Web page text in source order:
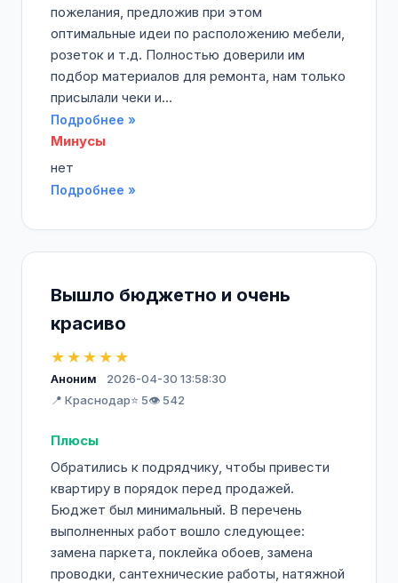
пожелания, предложив при этом
оптимальные идеи по расположению мебели,
розеток и т.д. Полностью доверили им
подбор материалов для ремонта, нам только
присылали чеки и...
Подробнее »
Минусы
нет
Подробнее »
Вышло бюджетно и очень
красиво
★★★★★
Аноним
2026-04-30 13:58:30
📍 Краснодар⭐ 5👁️ 542
Плюсы
Обратились к подрядчику, чтобы привести
квартиру в порядок перед продажей.
Бюджет был минимальный. В перечень
выполненных работ вошло следующее:
замена паркета, поклейка обоев, замена
проводки, сантехнические работы, натяжной